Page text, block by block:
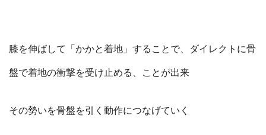
膝を伸ばして「かかと着地」することで、ダイレクトに骨
盤で着地の衝撃を受け止める、ことが出来
その勢いを骨盤を引く動作につなげていく